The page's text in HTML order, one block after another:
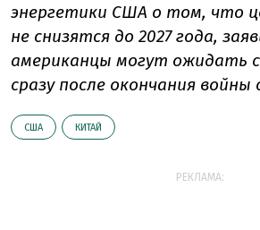
энергетики США о том, что
не снизятся до 2027 года,
американцы могут ожидать
сразу после окончания войны
США КИТАЙ
РЕКЛАМА: